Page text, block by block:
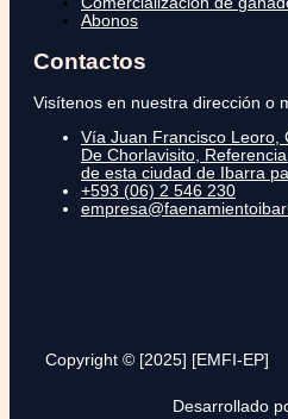
Abonos
Contactos
Visítenos en nuestra dirección o
Vía Juan Francisco Leoro,
De Chorlavisito,
de esta ciudad de Ibarra
+593 (06) 2 546 230
Copyright © [2025] [EMFI-EP]
Desarrollado